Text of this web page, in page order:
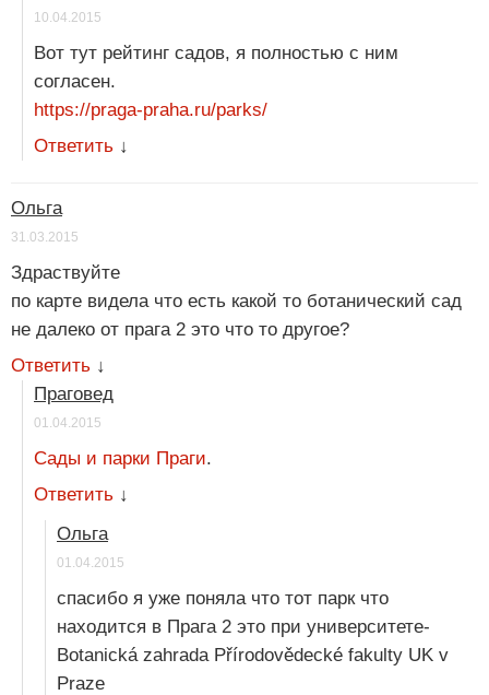
10.04.2015
Вот тут рейтинг садов, я полностью с ним
согласен.
https://praga-praha.ru/parks/
Ответить ↓
Ольга
31.03.2015
Здраствуйте
по карте видела что есть какой то ботанический сад
не далеко от прага 2 это что то другое?
Ответить ↓
Праговед
01.04.2015
Сады и парки Праги.
Ответить ↓
Ольга
01.04.2015
спасибо я уже поняла что тот парк что
находится в Прага 2 это при университете-
Botanická zahrada Přírodovědecké fakulty UK v
Praze